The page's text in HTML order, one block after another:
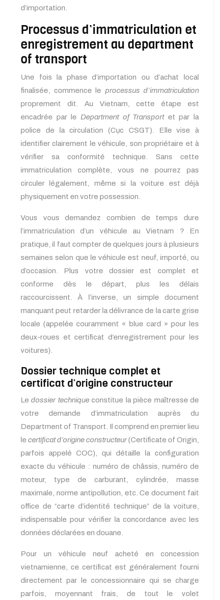
d’importation.
Processus d’immatriculation et
enregistrement au department
of transport
Une fois la phase d’importation ou d’achat local
finalisée, commence le processus d’immatriculation
proprement dit. Au Vietnam, cette étape est
encadrée par le Department of Transportet par la
police de la circulation (Cục CSGT). Elle vise à
identifier clairement le véhicule, son propriétaire et à
vérifier sa conformité technique. Sans cette
immatriculation complète, vous ne pourrez pas
circuler légalement, même si la voiture est déjà
physiquement en votre possession.
Vous vous demandez combien de temps dure
l’immatriculation d’un véhicule au Vietnam ? En
pratique, il faut compter de quelques jours à plusieurs
semaines selon que le véhicule est neuf, importé, ou
d’occasion. Plus votre dossier est complet et
conforme dès le départ, plus les délais
raccourcissent. À l’inverse, un simple document
manquant peut retarder la délivrance de la carte grise
locale (appelée couramment « blue card » pour les
deux-roues et certificat d’enregistrement pour les
voitures).
Dossier technique complet et
certificat d’origine constructeur
Ledossier techniqueconstitue la pièce maîtresse de
votre demande d’immatriculation auprès du
Department of Transport. Il comprend en premier lieu
le certificat d’origine constructeur(Certificate of Origin,
parfois appelé COC), qui détaille la configuration
exacte du véhicule : numéro de châssis, numéro de
moteur, type de carburant, cylindrée, masse
maximale, norme antipollution, etc. Ce document fait
office de “carte d’identité technique” de la voiture,
indispensable pour vérifier la concordance avec les
données déclarées en douane.
Pour un véhicule neuf acheté en concession
vietnamienne, ce certificat est généralement fourni
directement par le concessionnaire qui se charge
parfois, moyennant frais, de tout le volet